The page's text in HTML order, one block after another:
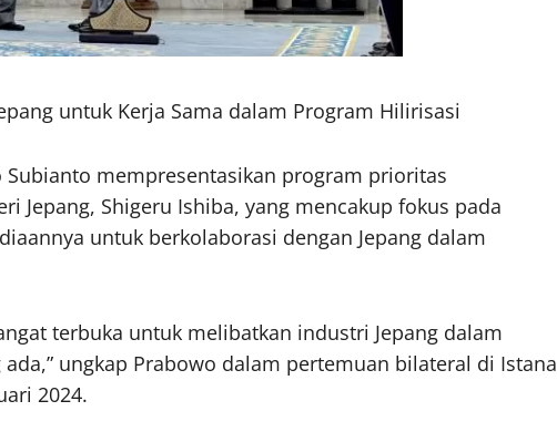
untuk Kerja Sama dalam Program Hilirisasi
Subianto mempresentasikan program prioritas
Jepang, Shigeru Ishiba, yang mencakup fokus pada
untuk berkolaborasi dengan Jepang dalam
terbuka untuk melibatkan industri Jepang dalam
ungkap Prabowo dalam pertemuan bilateral di Istana
2024.